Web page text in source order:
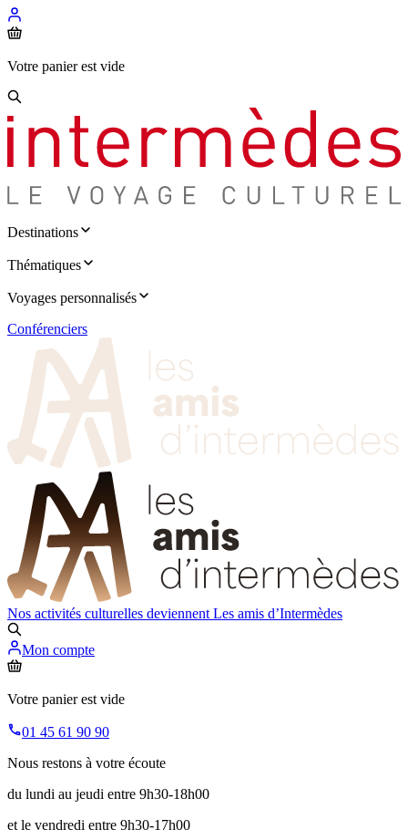
Votre panier est vide
Destinations
Thématiques
Voyages personnalisés
Conférenciers
Nos activités culturelles deviennent Les amis d’Intermèdes
Mon compte
Votre panier est vide
01 45 61 90 90
Nous restons à votre écoute
du lundi au jeudi entre 9h30-18h00
et le vendredi entre 9h30-17h00